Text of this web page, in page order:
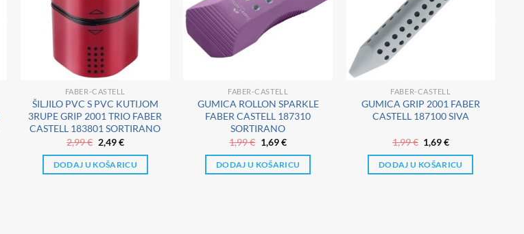
FABER-CASTELL
ŠILJILO PVC S PVC KUTIJOM
3RUPE GRIP 2001 TRIO FABER
CASTELL 183801 SORTIRANO
2,99€ Izvorna
cijena
bila
je:
2,49€Trenutna
je:
2,49 €.
DODAJ U KOŠARICU
listu
FABER-CASTELL
GUMICA ROLLON SPARKLE
FABER CASTELL 187310
SORTIRANO
1,99€ Izvorna
cijena
bila
je:
1,69€Trenutna
je:
1,69 €.
DODAJ U KOŠARICU
FABER-CASTELL
GUMICA GRIP 2001 FABER
CASTELL 187100 SIVA
1,99€ Izvorna
cijena
bila
je:
1,69€Trenutna
je:
1,69 €.
DODAJ U KOŠARICU